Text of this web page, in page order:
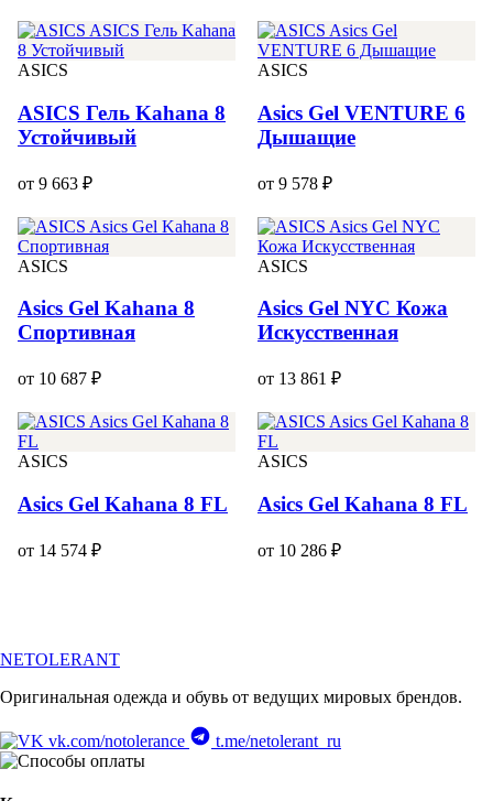
ASICS
ASICS Гель Kahana 8
Устойчивый
от 9 663 ₽
ASICS
Asics Gel VENTURE 6
Дышащие
от 9 578 ₽
ASICS
Asics Gel Kahana 8
Спортивная
от 10 687 ₽
ASICS
Asics Gel NYC Кожа
Искусственная
от 13 861 ₽
ASICS
Asics Gel Kahana 8 FL
от 14 574 ₽
ASICS
Asics Gel Kahana 8 FL
от 10 286 ₽
NETOLERANT
Оригинальная одежда и обувь от ведущих мировых брендов.
vk.com/notolerance t.me/netolerant_ru